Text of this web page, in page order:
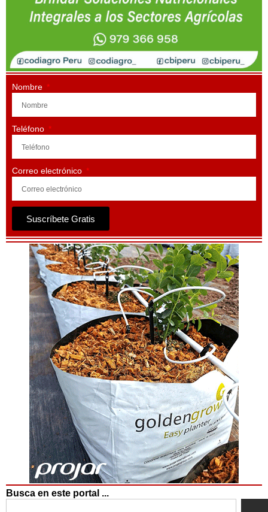
Nombre
Teléfono
Correo electrónico
Suscríbete Gratis
Busca en este portal ...